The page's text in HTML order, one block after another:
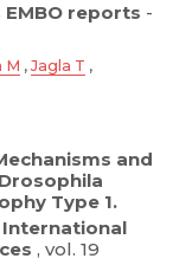
EMBO reports -
M , Jagla T ,
and
Type 1.
International
, vol. 19